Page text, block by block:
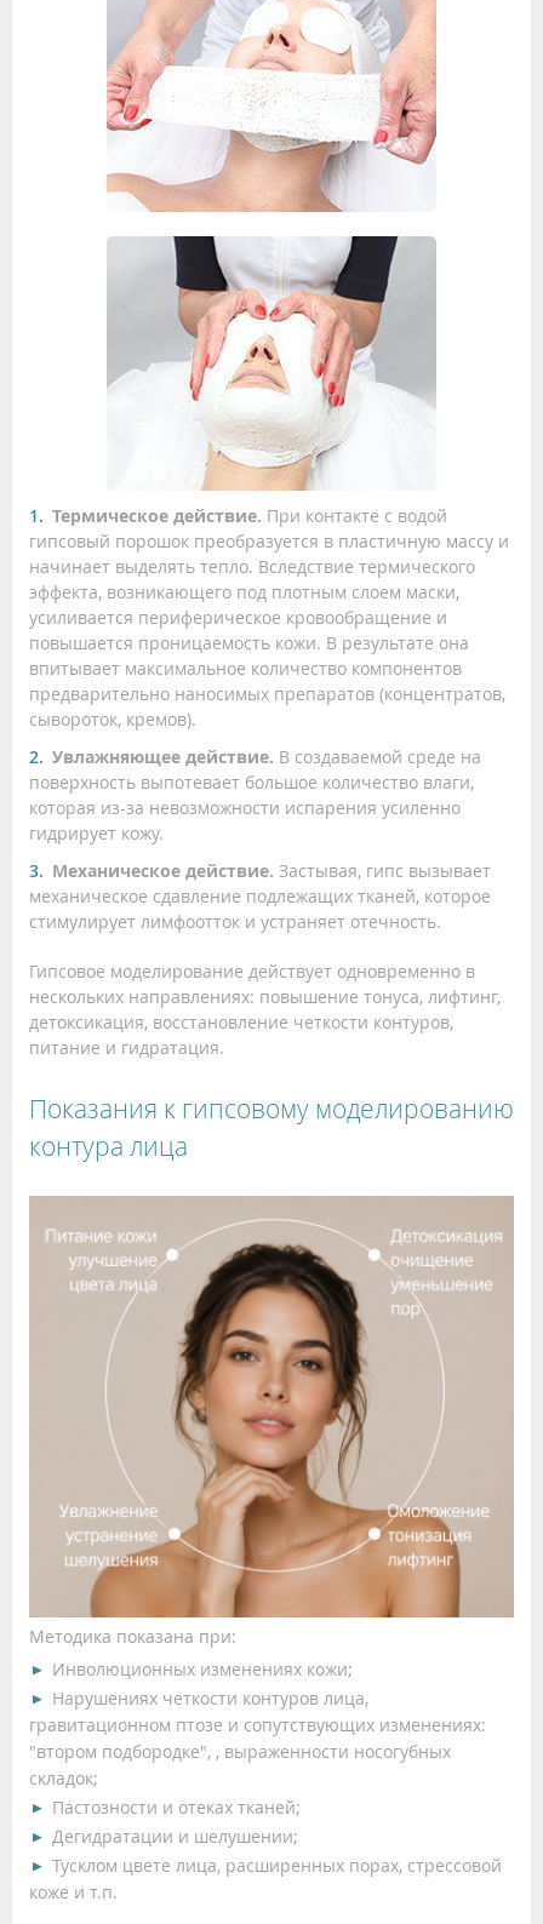
Термическое действие. При контакте с водой
гипсовый порошок преобразуется в пластичную массу и
начинает выделять тепло. Вследствие термического
эффекта, возникающего под плотным слоем маски,
усиливается периферическое кровообращение и
повышается проницаемость кожи. В результате она
впитывает максимальное количество компонентов
предварительно наносимых препаратов (концентратов,
сывороток, кремов).
Увлажняющее действие. В создаваемой среде на
поверхность выпотевает большое количество влаги,
которая из-за невозможности испарения усиленно
гидрирует кожу.
Механическое действие. Застывая, гипс вызывает
механическое сдавление подлежащих тканей, которое
стимулирует лимфоотток и устраняет отечность.
Гипсовое моделирование действует одновременно в
нескольких направлениях: повышение тонуса, лифтинг,
детоксикация, восстановление четкости контуров,
питание и гидратация.
Показания к гипсовому моделированию
контура лица
Методика показана при:
Инволюционных изменениях кожи;
Нарушениях четкости контуров лица,
гравитационном птозе и сопутствующих изменениях:
"втором подбородке", , выраженности носогубных
складок;
Пастозности и отеках тканей;
Дегидратации и шелушении;
Тусклом цвете лица, расширенных порах, стрессовой
коже и т.п.